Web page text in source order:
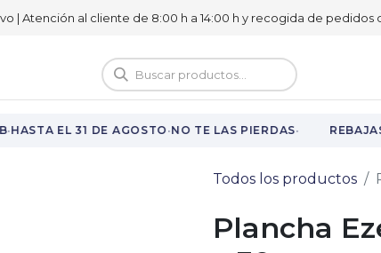
| Atención al cliente de 8:00 h a 14:00 h y recogida de pedidos
Vuelta al cole
HASTA EL 31 DE AGOSTO·NO TE LAS PIERDAS·
Todos los productos
Plancha